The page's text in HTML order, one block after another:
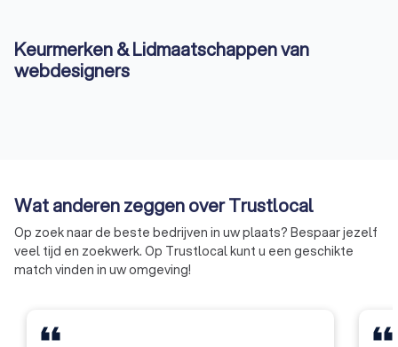
Keurmerken & Lidmaatschappen van
webdesigners
Wat anderen zeggen over Trustlocal
Op zoek naar de beste bedrijven in uw plaats? Bespaar jezelf
veel tijd en zoekwerk. Op Trustlocal kunt u een geschikte
match vinden in uw omgeving!